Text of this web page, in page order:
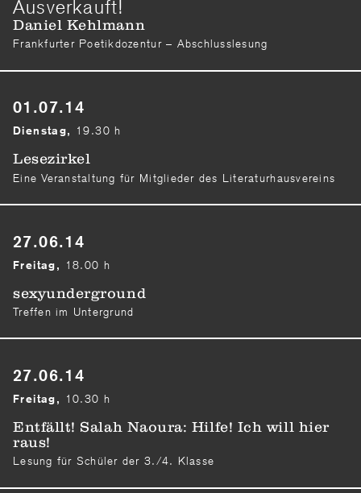
Ausverkauft!
Daniel Kehlmann
Frankfurter Poetikdozentur – Abschlusslesung
01.07.14
Dienstag, 19.30 h
Lesezirkel
Eine Veranstaltung für Mitglieder des Literaturhausvereins
27.06.14
Freitag, 18.00 h
sexyunderground
Treffen im Untergrund
27.06.14
Freitag, 10.30 h
Entfällt! Salah Naoura: Hilfe! Ich will hier
raus!
Lesung für Schüler der 3./4. Klasse